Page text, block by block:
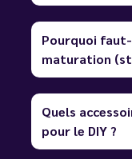
Pourquoi
maturation
Quels
pour le DIY ?